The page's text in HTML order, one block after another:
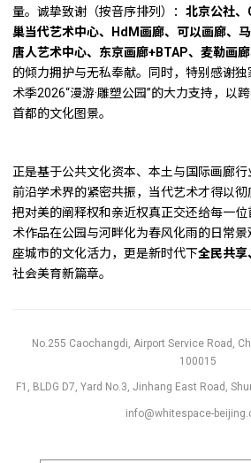
量。诚挚致谢（按音序排列）： 北京公社、
巢当代艺术中心、HdM画廊、可以画廊、
唐人艺术中心、东京画廊+BTAP、麦勒画
的倾力拥护与无私奉献。同时，特别感谢
术季2026“漫游·雕塑公园”的大力支持，以
首都的文化图景。
正是基于公共文化资本、本土与国际画廊
前沿学术界的紧密共振，当代艺术才得以彻
把对美的阐释权和亲近权真正交还给每一
术作品在公园与河畔化为春风化雨的日常
座城市的文化活力，更是新时代下全民共享
社会美育新篇章。
No.255 Caochangdi, Airport Service Road,
100015
F1, BLDG D7, Yard No.3, Jinhang East Road,
info@whitespace-